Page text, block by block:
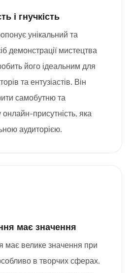
і гнучкість
унікальний та
демонстрації мистецтва
його ідеальним для
та ентузіастів. Він
самобутню та
присутність, яка
аудиторією.
має значення
велике значення при
в творчих сферах.